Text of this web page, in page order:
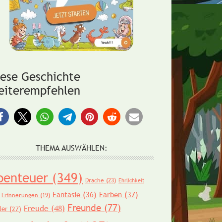
Geschichte
THEMA AUSWÄHLEN:
(349) Drache (23) Ehrlichkeit
Erinnerungen (19) Fantasie (36) Farben (37)
(27) Freude (48) Freunde (77)